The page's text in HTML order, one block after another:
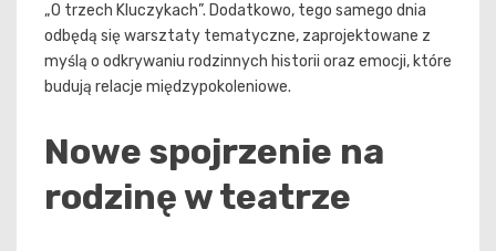
„O trzech Kluczykach”. Dodatkowo, tego samego dnia
odbędą się warsztaty tematyczne, zaprojektowane z
myślą o odkrywaniu rodzinnych historii oraz emocji, które
budują relacje międzypokoleniowe.
Nowe spojrzenie na
rodzinę w teatrze